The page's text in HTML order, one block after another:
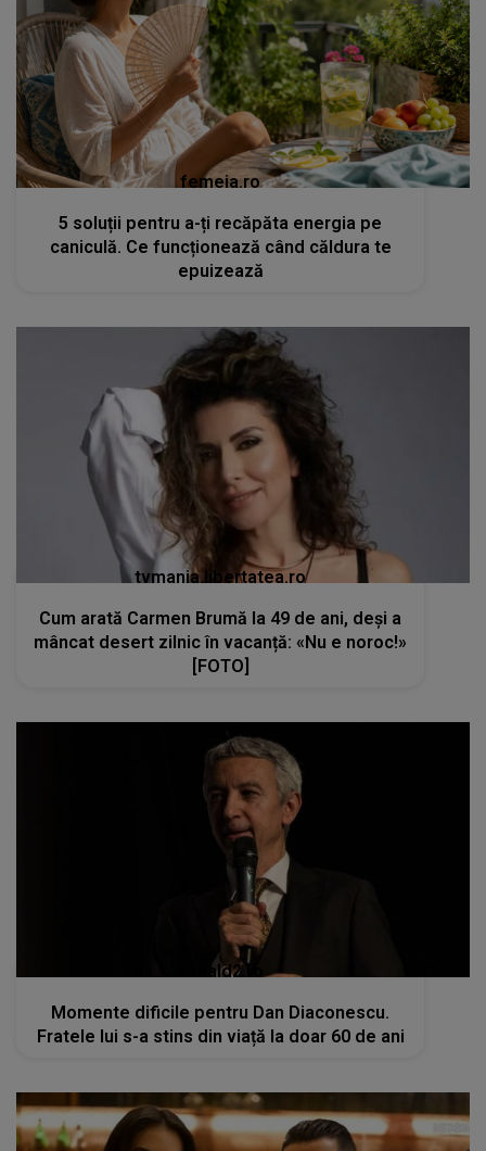
femeia.ro
5 soluții pentru a-ți recăpăta energia pe
caniculă. Ce funcționează când căldura te
epuizează
tvmania.libertatea.ro
Cum arată Carmen Brumă la 49 de ani, deși a
mâncat desert zilnic în vacanță: «Nu e noroc!»
[FOTO]
kanald2.ro
Momente dificile pentru Dan Diaconescu.
Fratele lui s-a stins din viață la doar 60 de ani